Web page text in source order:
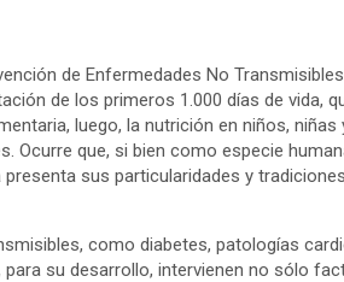
de Enfermedades No
de los primeros 1.000 días de vida,
luego, la nutrición en niños,
Ocurre que, si bien como especie
sus particularidades y
como diabetes, patologías
para su desarrollo, intervienen no sólo